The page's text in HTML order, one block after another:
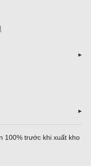
100% trước khi xuất kho